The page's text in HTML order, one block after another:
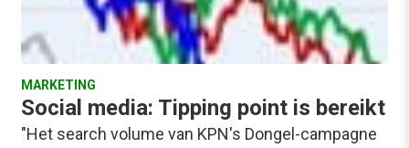
MARKETING
Social media: Tipping point is bereikt
"Het search volume van KPN's Dongel-campagne